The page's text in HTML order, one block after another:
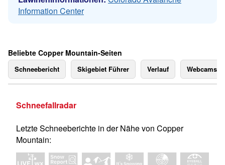
Information Center
Beliebte Copper Mountain-Seiten
Schneebericht Skigebiet Führer Verlauf Webcams
Schneefallradar
Letzte Schneeberichte in der Nähe von Copper
Mountain: